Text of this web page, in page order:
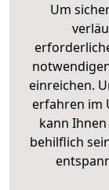
Um
einreichen.
erfahren im
kann
behilflich